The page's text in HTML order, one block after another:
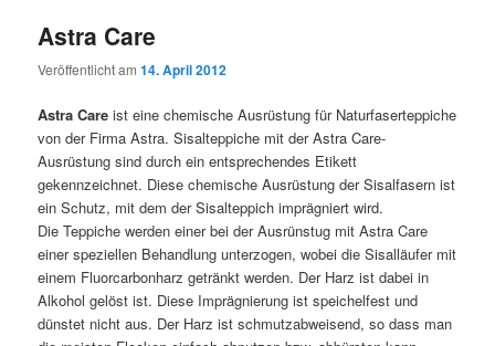
Astra Care
Veröffentlicht am14. April 2012
Astra Care ist eine chemische Ausrüstung für Naturfaserteppiche
von der Firma Astra. Sisalteppiche mit der Astra Care-
Ausrüstung sind durch ein entsprechendes Etikett
gekennzeichnet. Diese chemische Ausrüstung der Sisalfasern ist
ein Schutz, mit dem der Sisalteppich imprägniert wird.
Die Teppiche werden einer bei der Ausrünstug mit Astra Care
einer speziellen Behandlung unterzogen, wobei die Sisalläufer mit
einem Fluorcarbonharz getränkt werden. Der Harz ist dabei in
Alkohol gelöst ist. Diese Imprägnierung ist speichelfest und
dünstet nicht aus. Der Harz ist schmutzabweisend, so dass man